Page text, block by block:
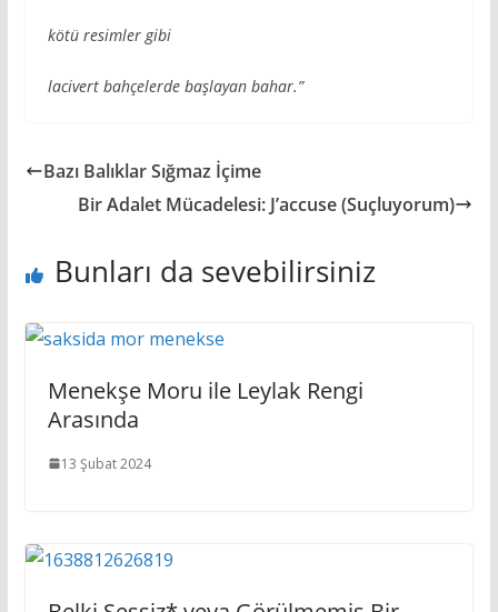
kötü resimler gibi
lacivert bahçelerde başlayan bahar.”
Bazı Balıklar Sığmaz İçime
Bir Adalet Mücadelesi: J’accuse (Suçluyorum)
Bunları da sevebilirsiniz
Menekşe Moru ile Leylak Rengi
Arasında
13 Şubat 2024